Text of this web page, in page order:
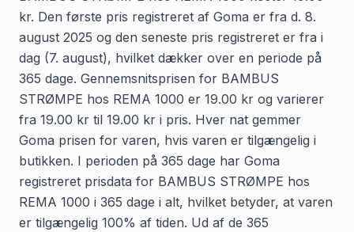
kr. Den første pris registreret af Goma er fra d. 8.
august 2025 og den seneste pris registreret er fra i
dag (7. august), hvilket dækker over en periode på
365 dage. Gennemsnitsprisen for BAMBUS
STRØMPE hos REMA 1000 er 19.00 kr og varierer
fra 19.00 kr til 19.00 kr i pris. Hver nat gemmer
Goma prisen for varen, hvis varen er tilgængelig i
butikken. I perioden på 365 dage har Goma
registreret prisdata for BAMBUS STRØMPE hos
REMA 1000 i 365 dage i alt, hvilket betyder, at varen
er tilgængelig 100% af tiden. Ud af de 365